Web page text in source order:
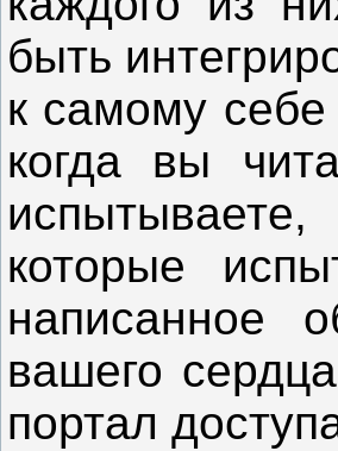
быть
к самому
когда вы
которые
написанное
вашего
портал